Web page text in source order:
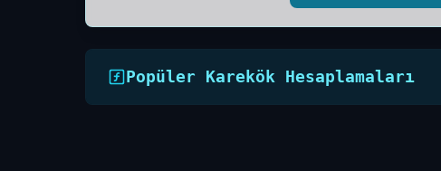
Popüler Karekök Hesaplamaları